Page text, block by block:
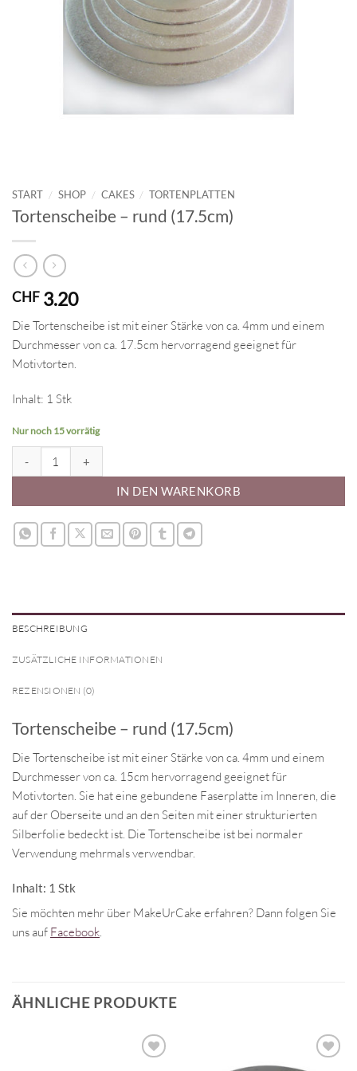
START / SHOP / CAKES / TORTENPLATTEN
Tortenscheibe – rund (17.5cm)
CHF 3.20
Die Tortenscheibe ist mit einer Stärke von ca. 4mm und einem
Durchmesser von ca. 17.5cm hervorragend geeignet für
Motivtorten.
Inhalt: 1 Stk
Nur noch 15 vorrätig
IN DEN WARENKORB
BESCHREIBUNG
ZUSÄTZLICHE INFORMATIONEN
REZENSIONEN (0)
Tortenscheibe – rund (17.5cm)
Die Tortenscheibe ist mit einer Stärke von ca. 4mm und einem
Durchmesser von ca. 15cm hervorragend geeignet für
Motivtorten. Sie hat eine gebundene Faserplatte im Inneren, die
auf der Oberseite und an den Seiten mit einer strukturierten
Silberfolie bedeckt ist. Die Tortenscheibe ist bei normaler
Verwendung mehrmals verwendbar.
Inhalt: 1 Stk
Sie möchten mehr über MakeUrCake erfahren? Dann folgen Sie
uns auf Facebook.
ÄHNLICHE PRODUKTE